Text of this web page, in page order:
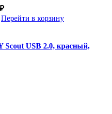
Перейти в корзину
USB 2.0, красный,